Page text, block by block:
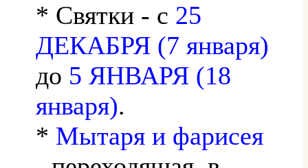
* Святки - с 25
ДЕКАБРЯ (7 января)
до 5 ЯНВАРЯ (18
января).
* Мытаря и фарисея